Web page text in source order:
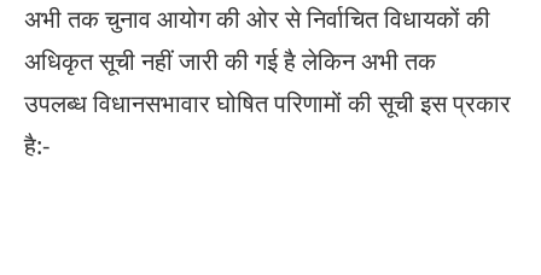
अभी तक चुनाव आयोग की ओर से निर्वाचित विधायकों की
अधिकृत सूची नहीं जारी की गई है लेकिन अभी तक
उपलब्ध विधानसभावार घोषित परिणामों की सूची इस प्रकार
है:-